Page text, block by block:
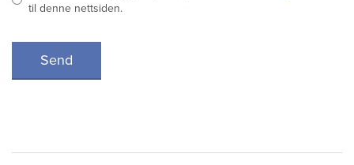
til denne nettsiden.
Send